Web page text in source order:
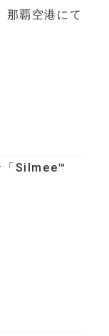
那覇空港にて
「Silmee™